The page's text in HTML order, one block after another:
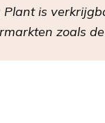
Plant is
zoals